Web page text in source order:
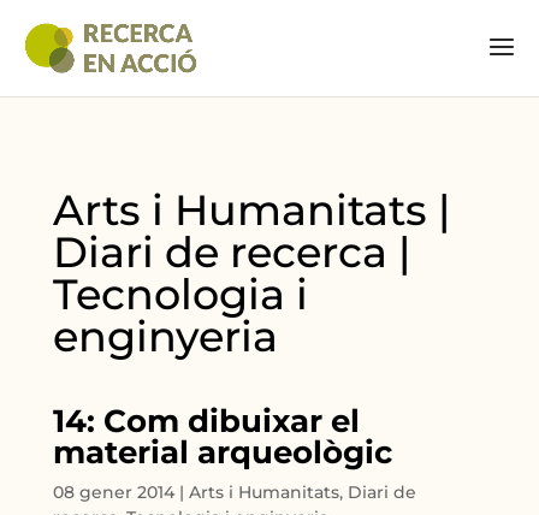
Arts i Humanitats |
Diari de recerca |
Tecnologia i
enginyeria
14: Com dibuixar el
material arqueològic
08 gener 2014 |Arts i Humanitats, Diari de